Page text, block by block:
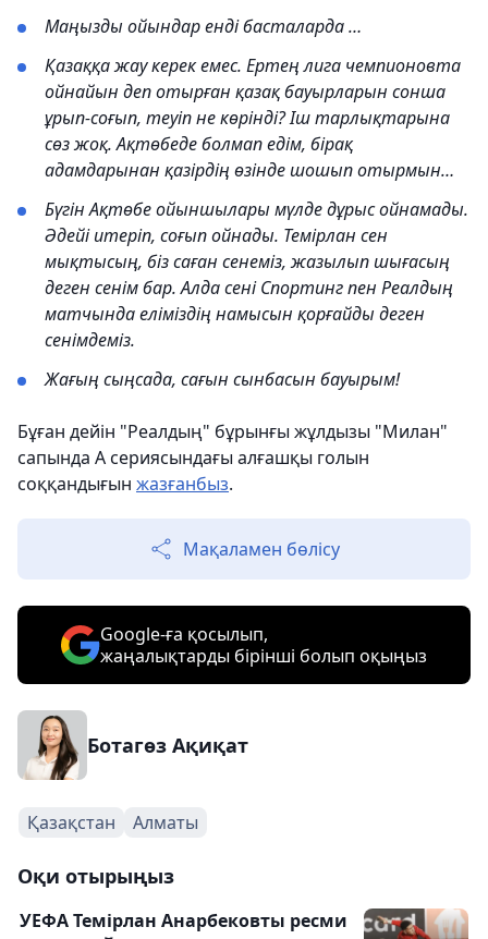
Маңызды ойындар енді басталарда …
Қазаққа жау керек емес. Ертең лига чемпионовта
ойнайын деп отырған қазақ бауырларын сонша
ұрып-соғып, теуіп не көрінді? Іш тарлықтарына
сөз жоқ. Ақтөбеде болмап едім, бірақ
адамдарынан қазірдің өзінде шошып отырмын…
Бүгін Ақтөбе ойыншылары мүлде дұрыс ойнамады.
Әдейі итеріп, соғып ойнады. Темірлан сен
мықтысың, біз саған сенеміз, жазылып шығасың
деген сенім бар. Алда сені Спортинг пен Реалдың
матчында еліміздің намысын қорғайды деген
сенімдеміз.
Жағың сыңсада, сағын сынбасын бауырым!
Бұған дейін "Реалдың" бұрынғы жұлдызы "Милан"
сапында А сериясындағы алғашқы голын
соққандығын жазғанбыз.
Мақаламен бөлісу
Google-ға қосылып,
жаңалықтарды бірінші болып оқыңыз
Ботагөз Ақиқат
Қазақстан Алматы
Оқи отырыңыз
УЕФА Темірлан Анарбековты ресми